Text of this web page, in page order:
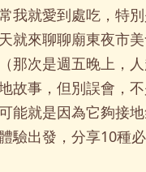
我就愛到處吃，特
就來聊聊廟東夜市
那次是週五晚上，
故事，但別誤會，
能就是因為它夠接
驗出發，分享10種